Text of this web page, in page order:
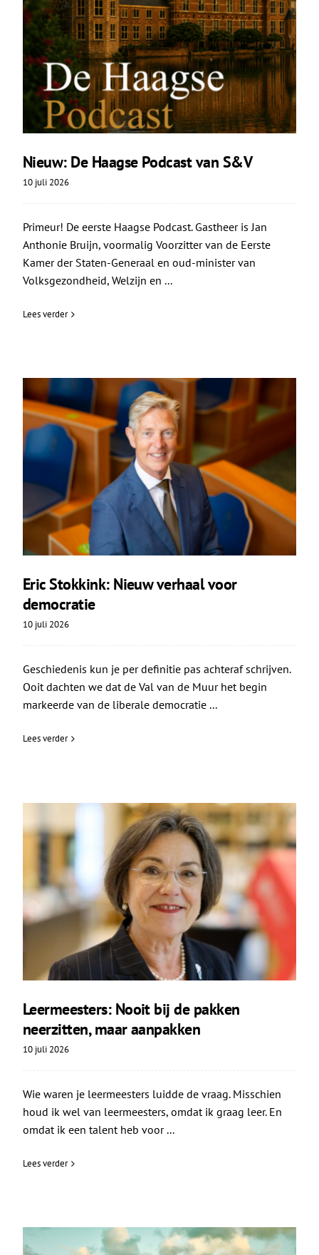
Nieuw: De Haagse Podcast van S&V
10 juli 2026
Primeur! De eerste Haagse Podcast. Gastheer is Jan
Anthonie Bruijn, voormalig Voorzitter van de Eerste
Kamer der Staten-Generaal en oud-minister van
Volksgezondheid, Welzijn en ...
Lees verder
Eric Stokkink: Nieuw verhaal voor
democratie
10 juli 2026
Geschiedenis kun je per definitie pas achteraf schrijven.
Ooit dachten we dat de Val van de Muur het begin
markeerde van de liberale democratie ...
Lees verder
Leermeesters: Nooit bij de pakken
neerzitten, maar aanpakken
10 juli 2026
Wie waren je leermeesters luidde de vraag. Misschien
houd ik wel van leermeesters, omdat ik graag leer. En
omdat ik een talent heb voor ...
Lees verder